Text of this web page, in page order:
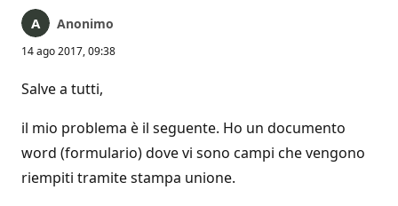
Anonimo
14 ago 2017, 09:38
Salve a tutti,
il mio problema è il seguente. Ho un documento
word (formulario) dove vi sono campi che vengono
riempiti tramite stampa unione.